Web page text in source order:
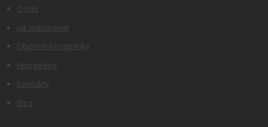
O nás
Jak nakupovat
Obchodní podmínky
Fotogalerie
Kontakty
Blog